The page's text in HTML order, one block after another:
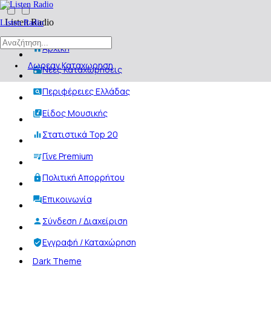
Listen Radio
Δωρεαν Καταχωρηση
Listen Radio
Αρχική
Νέες Καταχωρήσεις
Περιφέρειες Ελλάδας
Είδος Μουσικής
Στατιστικά Top 20
Γίνε Premium
Πολιτική Απορρήτου
Επικοινωνία
Σύνδεση / Διαχείριση
Εγγραφή / Καταχώρηση
Dark Theme